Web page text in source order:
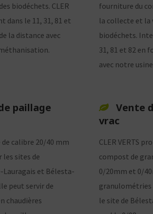
biodéchets. CLER
dans le 11, 31, 81 et
la distance avec
fourniture du
la collecte et la
biodéchets.
31, 81 et 82 en
avec notre
paillage
calibre 20/40 mm
les sites de
et Bélesta-
peut servir de
chaudières
Vente
vrac
CLER VERTS
compost de
0/20mm et 0/
granulométries
le site de